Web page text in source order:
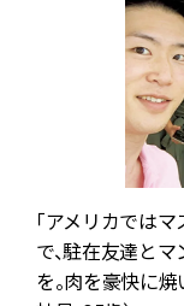
「アメリカでは
で、駐在友達と
を。肉を豪快に